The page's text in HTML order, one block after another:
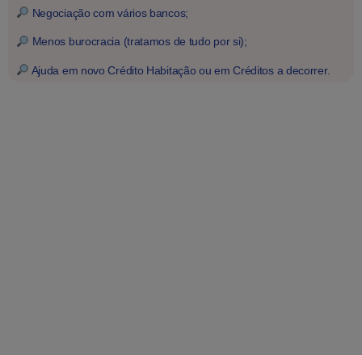
Negociação com vários bancos;
Menos burocracia (tratamos de tudo por si);
Ajuda em novo Crédito Habitação ou em Créditos a decorrer.